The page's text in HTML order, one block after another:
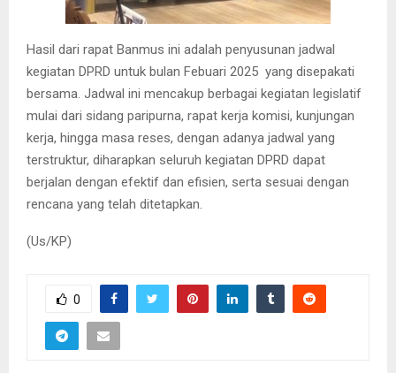
Hasil dari rapat Banmus ini adalah penyusunan jadwal
kegiatan DPRD untuk bulan Febuari 2025 yang disepakati
bersama. Jadwal ini mencakup berbagai kegiatan legislatif
mulai dari sidang paripurna, rapat kerja komisi, kunjungan
kerja, hingga masa reses, dengan adanya jadwal yang
terstruktur, diharapkan seluruh kegiatan DPRD dapat
berjalan dengan efektif dan efisien, serta sesuai dengan
rencana yang telah ditetapkan.
(Us/KP)
0